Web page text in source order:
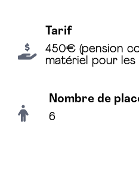
Tarif
450€ (pension
matériel pour les
Nombre de
6